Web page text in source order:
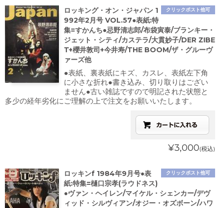
クリックポスト他可
ロッキング・オン・ジャパン 1
992年2月号 VOL.57●表紙:特
集=すかんち●忌野清志郎/布袋寅泰/ブランキー・
ジェット・シティ/カステラ/大貫妙子/DER ZIBE
T+櫻井敦司+今井寿/THE BOOM/ザ・グルーヴ
ァーズ他
●表紙、裏表紙にキズ、カスレ、表紙左下角
に小さな折れ●書き込み、切り取りはござい
ません●古い雑誌ですので明記された状態と
多少の経年劣化にご理解の上で注文をお願いいたします。
¥3,000(税込)
クリックポスト他可
ロッキンf 1984年9月号●表
紙:特集=樋口宗孝(ラウドネス)
●ヴァン・ヘイレン/マイケル・シェンカー/デヴ
ィッド・シルヴィアン/オジー・オズボーン/ハワ